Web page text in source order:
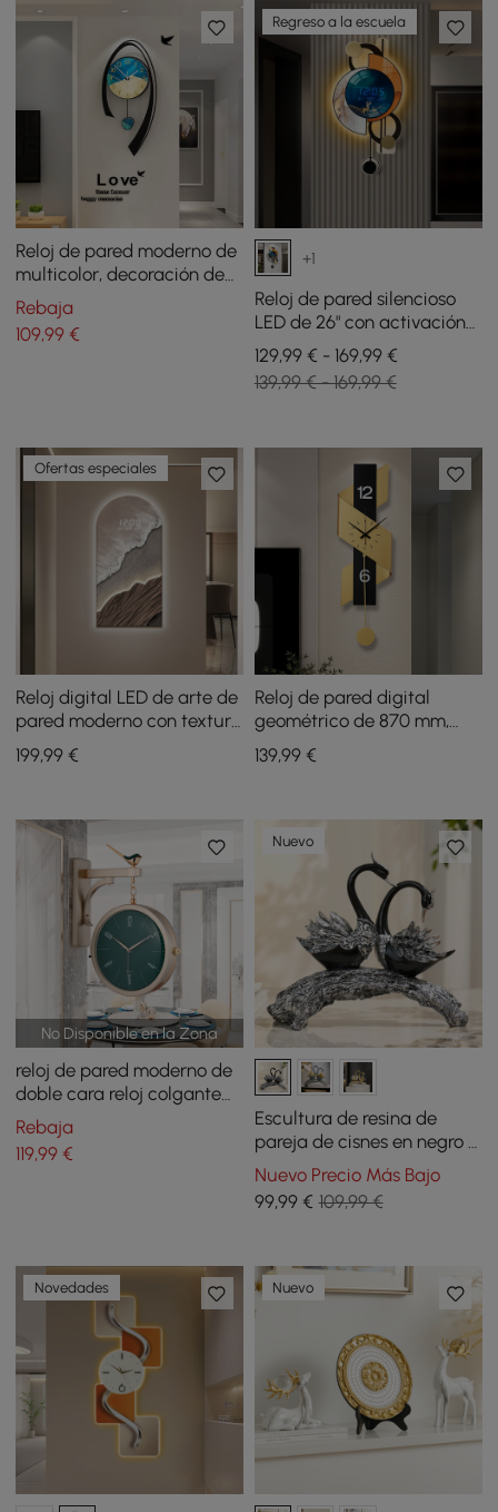
Reloj de pared moderno de
multicolor, decoración de
acrílico para el hogar
Rebaja
109,99 €
Regreso a la escuela
+1
Reloj de pared silencioso
LED de 26" con activación
por voz y fuente de
alimentación dual
129,99 € - 169,99 €
139,99 € - 169,99 €
Ofertas especiales
Reloj digital LED de arte de
pared moderno con textura
artística
199,99 €
Reloj de pared digital
geométrico de 870 mm,
moderno, dorado y negro,
decoración de pared de
139,99€
No Disponible en la Zona
reloj de pared moderno de
doble cara reloj colgante
minimalista verde
Rebaja
119,99 €
Nuevo
Escultura de resina de
pareja de cisnes en negro y
plata para decoración de
mesa del hogar
Nuevo Precio Más Bajo
99,99€ 109,99 €
Novedades Nuevo